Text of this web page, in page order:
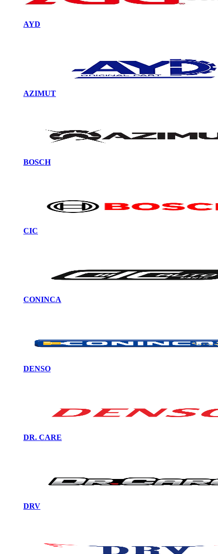
AYD
AZIMUT
BOSCH
CIC
CONINCA
DENSO
DR. CARE
DRV